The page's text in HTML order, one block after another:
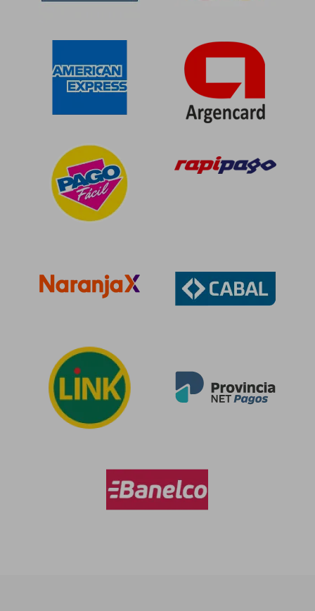
dcto. $ 44.944 dcto. $